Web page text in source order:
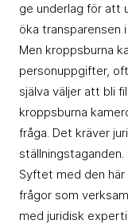
ge underlag för att
öka transparensen
Men kroppsburna
personuppgifter,
själva väljer att bli
kroppsburna
fråga. Det kräver
ställningstaganden.
Syftet med den
frågor som
med juridisk